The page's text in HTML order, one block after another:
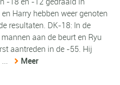
Harry hebben weer genoten
resultaten. DK-18: In de
aan de beurt en Ryu
aantreden in de -55. Hij
Meer